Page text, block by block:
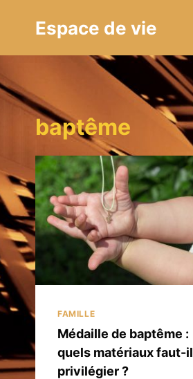
Espace de vie
baptême
FAMILLE
Médaille de baptême :
quels matériaux faut-il
privilégier ?